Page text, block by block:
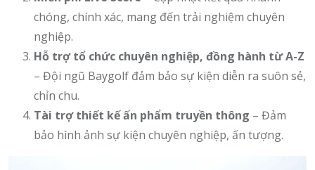
chóng, chính xác, mang đến trải nghiệm chuyên
nghiệp.
Hỗ trợ tổ chức chuyên nghiệp, đồng hành từ A-Z
– Đội ngũ Baygolf đảm bảo sự kiện diễn ra suôn sẻ,
chỉn chu.
Tài trợ thiết kế ấn phẩm truyền thông – Đảm
bảo hình ảnh sự kiện chuyên nghiệp, ấn tượng.